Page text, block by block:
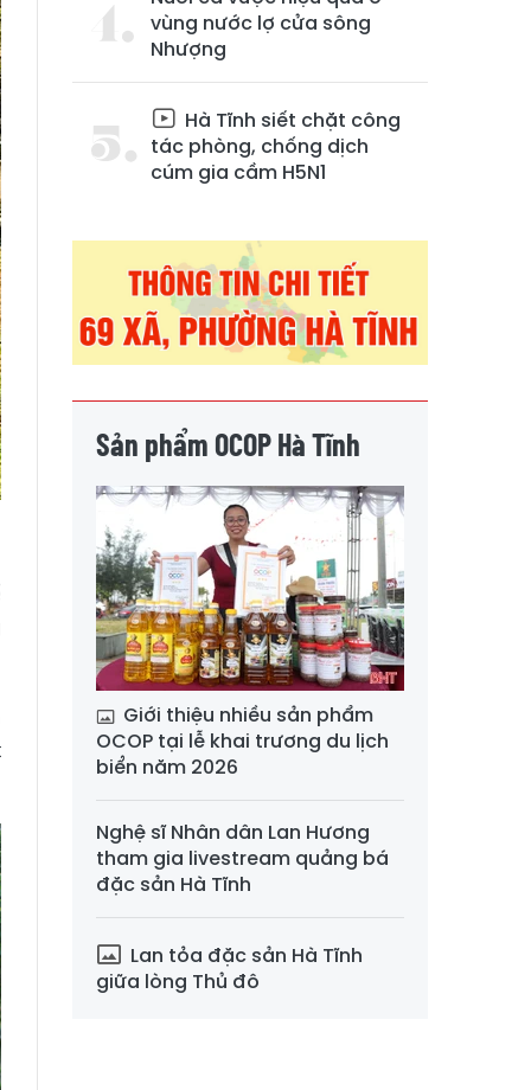
vùng nước lợ cửa sông
Nhượng
Hà Tĩnh siết chặt công
tác phòng, chống dịch
cúm gia cầm H5N1
Sản phẩm OCOP Hà Tĩnh
Giới thiệu nhiều sản phẩm
OCOP tại lễ khai trương du lịch
biển năm 2026
Nghệ sĩ Nhân dân Lan Hương
tham gia livestream quảng bá
đặc sản Hà Tĩnh
Lan tỏa đặc sản Hà Tĩnh
giữa lòng Thủ đô